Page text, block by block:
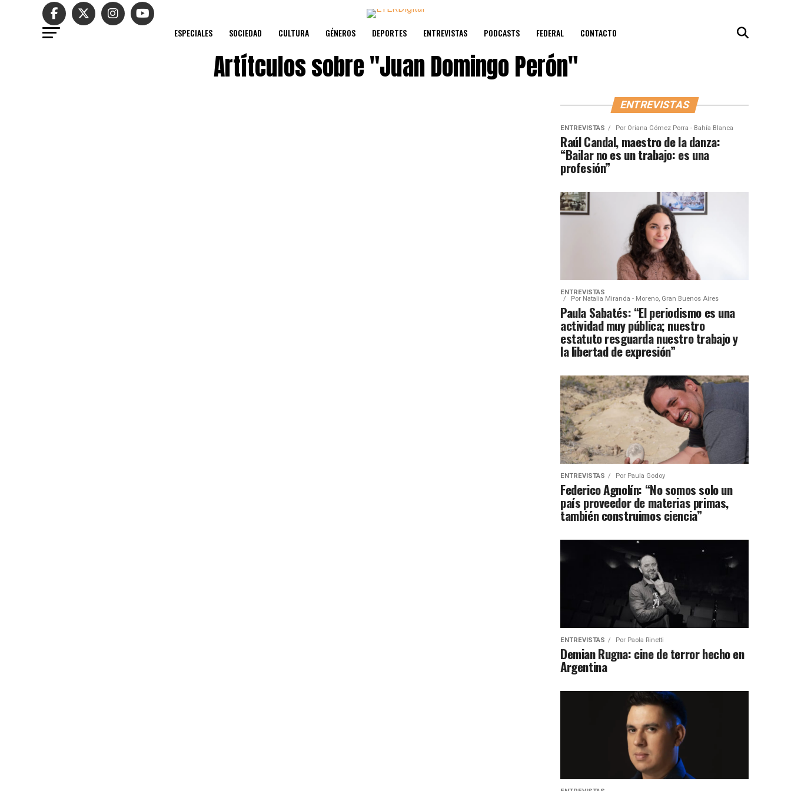
ESPECIALES SOCIEDAD CULTURA GÉNEROS DEPORTES ENTREVISTAS PODCASTS FEDERAL CONTACTO
Artítculos sobre"Juan Domingo Perón"
ENTREVISTAS
ENTREVISTAS Por Oriana Gómez Porra - Bahía Blanca
Raúl Candal, maestro de la danza:
“Bailar no es un trabajo: es una
profesión”
ENTREVISTAS
Por Natalia Miranda - Moreno, Gran Buenos Aires
Paula Sabatés: “El periodismo es una
actividad muy pública; nuestro
estatuto resguarda nuestro trabajo y
la libertad de expresión”
ENTREVISTAS Por Paula Godoy
Federico Agnolín: “No somos solo un
país proveedor de materias primas,
también construimos ciencia”
ENTREVISTAS Por Paola Rinetti
Demian Rugna: cine de terror hecho en
Argentina